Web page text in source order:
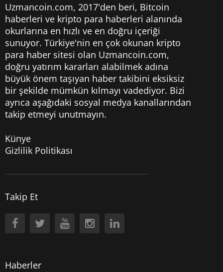
Uzmancoin.com, 2017'den beri, Bitcoin
haberleri ve kripto para haberleri alanında
okurlarına en hızlı ve en doğru içeriği
sunuyor. Türkiye'nin en çok okunan kripto
para haber sitesi olan Uzmancoin.com,
doğru yatırım kararları alabilmek adına
büyük önem taşıyan haber takibini eksiksiz
bir şekilde mümkün kılmayı vadediyor. Bizi
ayrıca aşağıdaki sosyal medya kanallarından
takip etmeyi unutmayın.
Künye
Gizlilik Politikası
Takip Et
Haberler